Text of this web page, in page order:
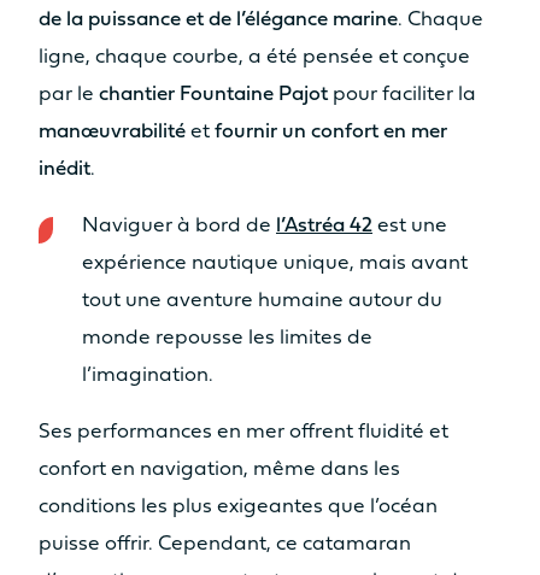
de la puissance et de l’élégance marine. Chaque
ligne, chaque courbe, a été pensée et conçue
par le chantier Fountaine Pajotpour faciliter la
manœuvrabilité et fournir un confort en mer
inédit.
Naviguer à bord de l’Astréa 42 est une
expérience nautique unique, mais avant
tout une aventure humaine autour du
monde repousse les limites de
l’imagination.
Ses performances en mer offrent fluidité et
confort en navigation, même dans les
conditions les plus exigeantes que l’océan
puisse offrir. Cependant, ce catamaran
Non
Assise
Non
Cuisine
Non
Oui
Assise
Oui
Cuisine
Découvrez les prix
FP41
En savoir plus sur le prix